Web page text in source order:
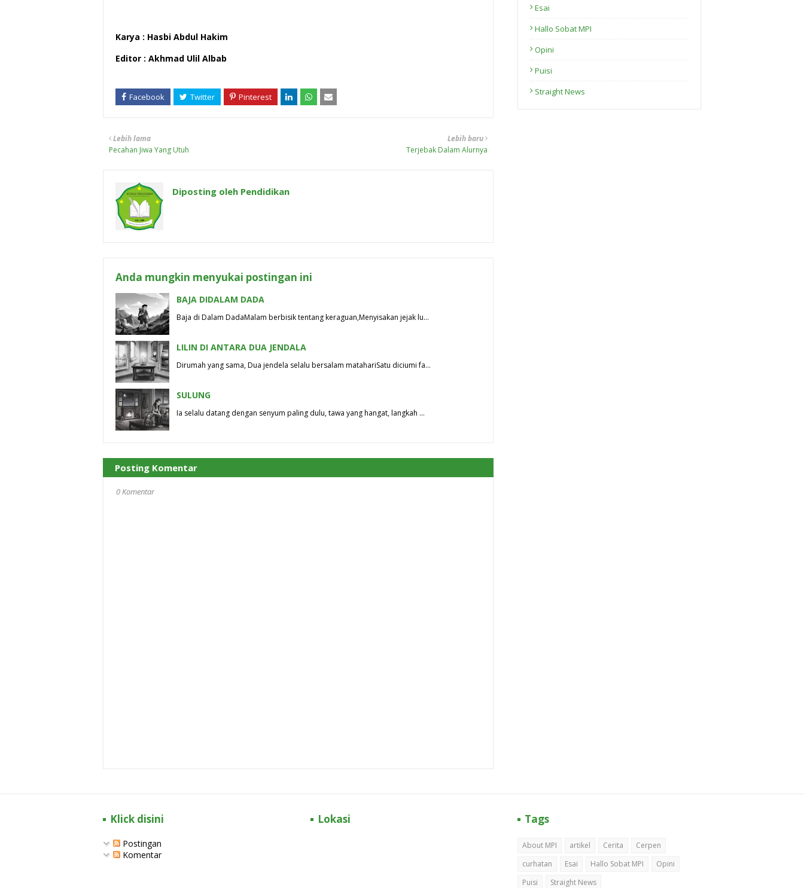
Karya : Hasbi Abdul Hakim
Editor : Akhmad Ulil Albab
Lebih baru
Terjebak Dalam Alurnya
Lebih lama
Pecahan Jiwa Yang Utuh
Diposting oleh Pendidikan
Anda mungkin menyukai postingan ini
BAJA DIDALAM DADA
Baja di Dalam Dada​Malam berbisik tentang keraguan,Menyisakan jejak lu…
LILIN DI ANTARA DUA JENDALA
Dirumah yang sama, Dua jendela selalu bersalam matahariSatu diciumi fa…
SULUNG
Ia selalu datang dengan senyum paling dulu, tawa yang hangat, langkah …
Posting Komentar
0 Komentar
Esai
Hallo Sobat MPI
Opini
Puisi
Straight News
Klick disini
Postingan
Komentar
Lokasi Tags
About MPI artikel Cerita
Cerpen
curhatan
Esai Hallo Sobat MPI
Opini
Puisi
Straight News